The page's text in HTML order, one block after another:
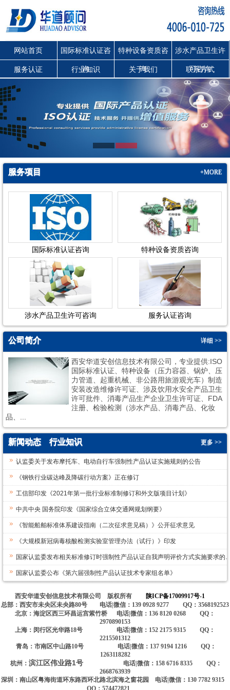
网站首页 国际标准认证咨
询
特种设备资质咨
询
涉水产品卫生许
可咨询
服务认证 行业知识 关于我们 联系方式
2
服务项目 +MORE
国际标准认证咨询 特种设备资质咨询
涉水产品卫生许可咨询 服务认证咨询
公司简介 详细 >>
西安华道安创信息技术有限公司，专业提供:ISO
国际标准认证、特种设备（压力容器、锅炉、压
力管道、起重机械、非公路用旅游观光车）制造
安装改造维修许可证、涉及饮用水安全产品卫生
许可批件、消毒产品生产企业卫生许可证、FDA
注册、检验检测（涉水产品、消毒产品、化妆
品、...
新闻动态 行业知识 更多 >>
认监委关于发布摩托车、电动自行车强制性产品认证实施规则的公告
《钢铁行业碳达峰及降碳行动方案》正在修订
工信部印发《2021年第一批行业标准制修订和外文版项目计划》
中共中央 国务院印发《国家综合立体交通网规划纲要》
《智能船舶标准体系建设指南（二次征求意见稿）》公开征求意见
《大规模新冠病毒核酸检测实验室管理办法（试行）》印发
国家认监委发布相关标准修订时强制性产品认证自我
国家认监委公布《第六届强制性产品认证技术专家组名单》
西安华道安创信息技术有限公司 版权所有
陕ICP备17009917号-1
总部：西安市未央区未央路80号 电话|微信：139 0928 9277 QQ：3568192523
北京：海淀区西三环昌运宫紫竹桥 电话|微信：136 8120 0268 QQ：
2970890153
上海：闵行区光华路18号 电话|微信：152 2175 9315 QQ：
2215501312
青岛：市南区中山路10号 电话|微信：137 9194 1216 QQ：
1263118282
杭州： 滨江区伟业路1号
电话|微信：158 6716 8335 QQ：
2668763939
深圳：南山区粤海街道环东路西环北路北滨海之窗花园 电话|微信：130 7782 9315
QQ：574472821